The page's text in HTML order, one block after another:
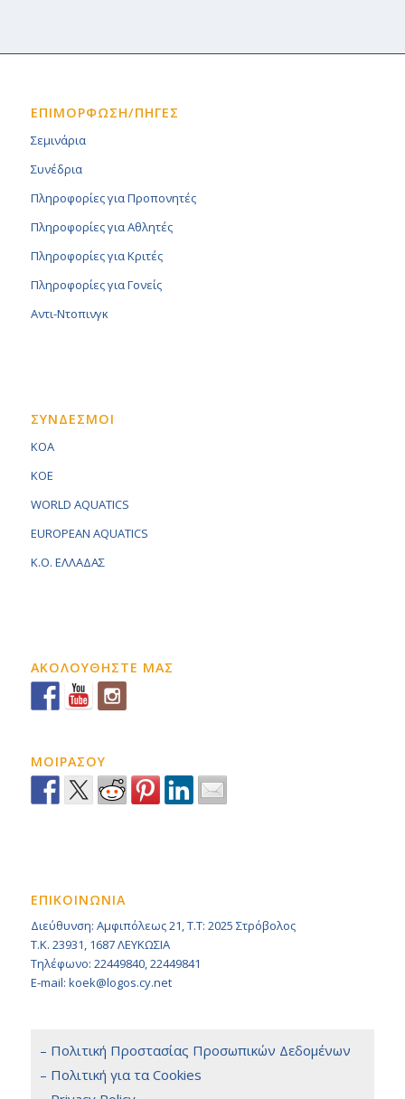
ΕΠΙΜΟΡΦΩΣΗ/ΠΗΓΕΣ
Σεμινάρια
Συνέδρια
Πληροφορίες για Προπονητές
Πληροφορίες για Αθλητές
Πληροφορίες για Κριτές
Πληροφορίες για Γονείς
Αντι-Ντοπινγκ
ΣΥΝΔΕΣΜΟΙ
KOA
KOE
WORLD AQUATICS
EUROPEAN AQUATICS
K.O. ΕΛΛΑΔΑΣ
ΑΚΟΛΟΥΘΗΣΤΕ ΜΑΣ
ΜΟΙΡΑΣΟΥ
ΕΠΙΚΟΙΝΩΝΙΑ
Διεύθυνση: Αμφιπόλεως 21, Τ.Τ: 2025 Στρόβολος
Τ.Κ. 23931, 1687 ΛΕΥΚΩΣΙΑ
Τηλέφωνο: 22449840, 22449841
E-mail: koek@logos.cy.net
– Πολιτική Προστασίας Προσωπικών Δεδομένων
– Πολιτική για τα Cookies